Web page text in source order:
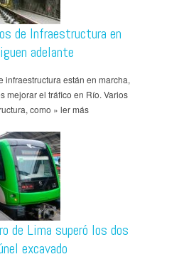
de Infraestructura en
adelante
infraestructura están en marcha,
mejorar el tráfico en Río. Varios
como » ler más
de Lima superó los dos
excavado